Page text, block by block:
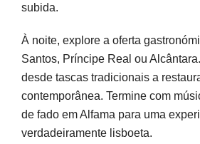
subida.
À noite, explore a oferta
Santos, Príncipe Real ou
desde tascas tradicionais a
contemporânea. Termine com
de fado em Alfama para uma
verdadeiramente lisboeta.